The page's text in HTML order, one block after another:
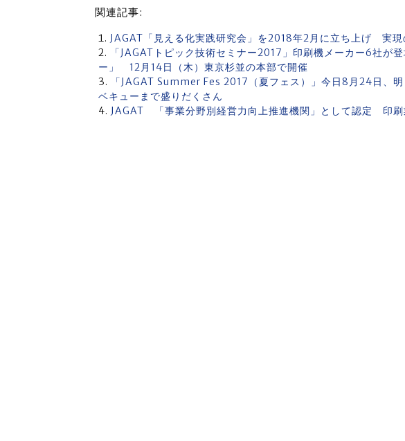
関連記事:
JAGAT「見える化実践研究会」を2018年2月に立ち上げ 実
「JAGATトピック技術セミナー2017」印刷機メーカー6社が
ー」 12月14日（木）東京杉並の本部で開催
「JAGAT Summer Fes 2017（夏フェス）」今日8月24日、
ベキューまで盛りだくさん
JAGAT 「事業分野別経営力向上推進機関」として認定 印刷